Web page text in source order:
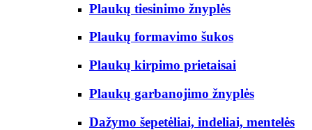
Plaukų tiesinimo žnyplės
Plaukų formavimo šukos
Plaukų kirpimo prietaisai
Plaukų garbanojimo žnyplės
Dažymo šepetėliai, indeliai, mentelės